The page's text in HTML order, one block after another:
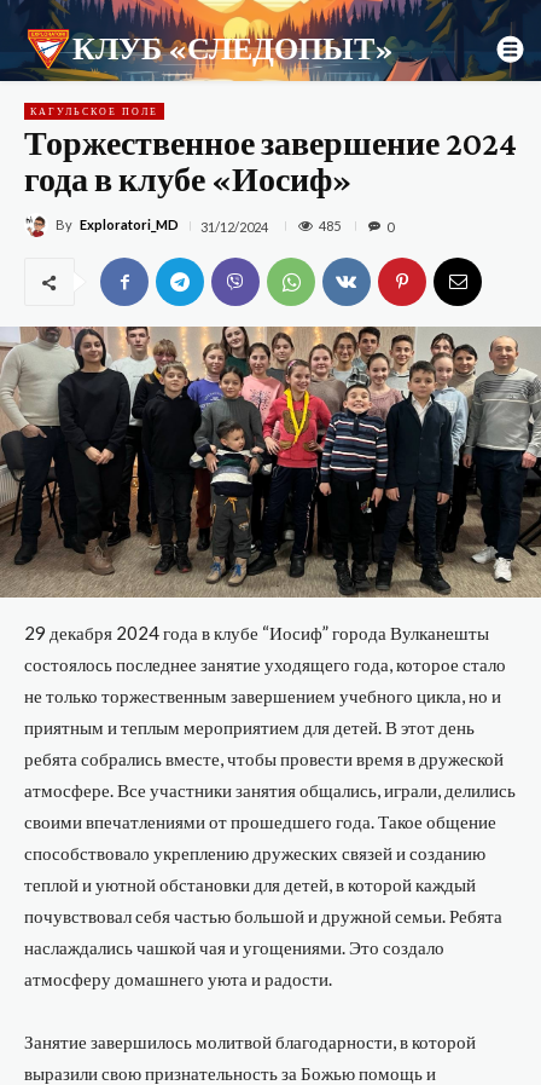
КЛУБ «СЛЕДОПЫТ»
КАГУЛЬСКОЕ ПОЛЕ
Торжественное завершение 2024
года в клубе «Иосиф»
By Exploratori_MD 31/12/2024 485 0
29 декабря 2024 года в клубе “Иосиф” города Вулканешты
состоялось последнее занятие уходящего года, которое стало
не только торжественным завершением учебного цикла, но и
приятным и теплым мероприятием для детей. В этот день
ребята собрались вместе, чтобы провести время в дружеской
атмосфере. Все участники занятия общались, играли, делились
своими впечатлениями от прошедшего года. Такое общение
способствовало укреплению дружеских связей и созданию
теплой и уютной обстановки для детей, в которой каждый
почувствовал себя частью большой и дружной семьи. Ребята
наслаждались чашкой чая и угощениями. Это создало
атмосферу домашнего уюта и радости.
Занятие завершилось молитвой благодарности, в которой
выразили свою признательность за Божью помощь и